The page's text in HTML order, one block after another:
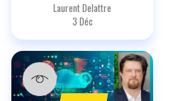
Laurent Delattre
3 Déc